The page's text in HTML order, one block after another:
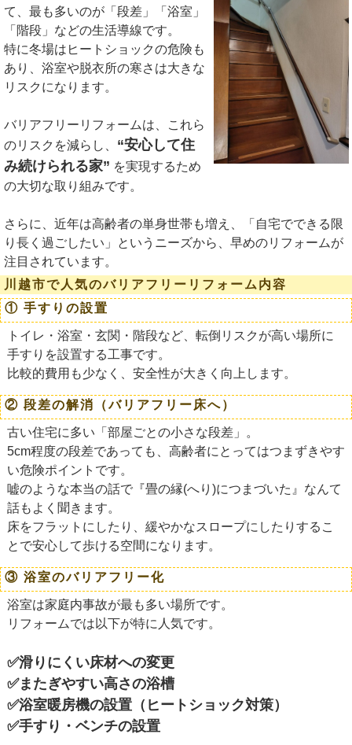
て、最も多いのが「段差」「浴室」
「階段」などの生活導線です。
特に冬場はヒートショックの危険も
あり、浴室や脱衣所の寒さは大きな
リスクになります。
バリアフリーリフォームは、これら
のリスクを減らし、 “安心して住
み続けられる家” を実現するため
の大切な取り組みです。
さらに、近年は高齢者の単身世帯も増え、「自宅でできる限
り長く過ごしたい」というニーズから、早めのリフォームが
注目されています。
川越市で人気のバリアフリーリフォーム内容
① 手すりの設置
トイレ・浴室・玄関・階段など、転倒リスクが高い場所に
手すりを設置する工事です。
比較的費用も少なく、安全性が大きく向上します。
② 段差の解消（バリアフリー床へ）
古い住宅に多い「部屋ごとの小さな段差」。
5cm程度の段差であっても、高齢者にとってはつまずきやす
い危険ポイントです。
嘘のような本当の話で『畳の縁(へり)につまづいた』なんて
話もよく聞きます。
床をフラットにしたり、緩やかなスロープにしたりするこ
とで安心して歩ける空間になります。
③ 浴室のバリアフリー化
浴室は家庭内事故が最も多い場所です。
リフォームでは以下が特に人気です。
✅滑りにくい床材への変更
✅またぎやすい高さの浴槽
✅浴室暖房機の設置（ヒートショック対策）
✅手すり・ベンチの設置